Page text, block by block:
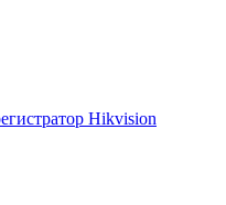
Hikvision